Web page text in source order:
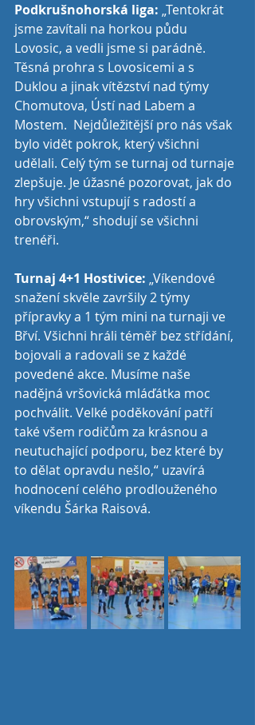
Podkrušnohorská liga: „Tentokrát
jsme zavítali na horkou půdu
Lovosic, a vedli jsme si parádně.
Těsná prohra s Lovosicemi a s
Duklou a jinak vítězství nad týmy
Chomutova, Ústí nad Labem a
Mostem.  Nejdůležitější pro nás však
bylo vidět pokrok, který všichni
udělali. Celý tým se turnaj od turnaje
zlepšuje. Je úžasné pozorovat, jak do
hry všichni vstupují s radostí a
obrovským,“ shodují se všichni
trenéři.
Turnaj 4+1 Hostivice: „Víkendové
snažení skvěle završily 2 týmy
přípravky a 1 tým mini na turnaji ve
Břví. Všichni hráli téměř bez střídání,
bojovali a radovali se z každé
povedené akce. Musíme naše
nadějná vršovická mláďátka moc
pochválit. Velké poděkování patří
také všem rodičům za krásnou a
neutuchající podporu, bez které by
to dělat opravdu nešlo,“ uzavírá
hodnocení celého prodlouženého
víkendu Šárka Raisová.